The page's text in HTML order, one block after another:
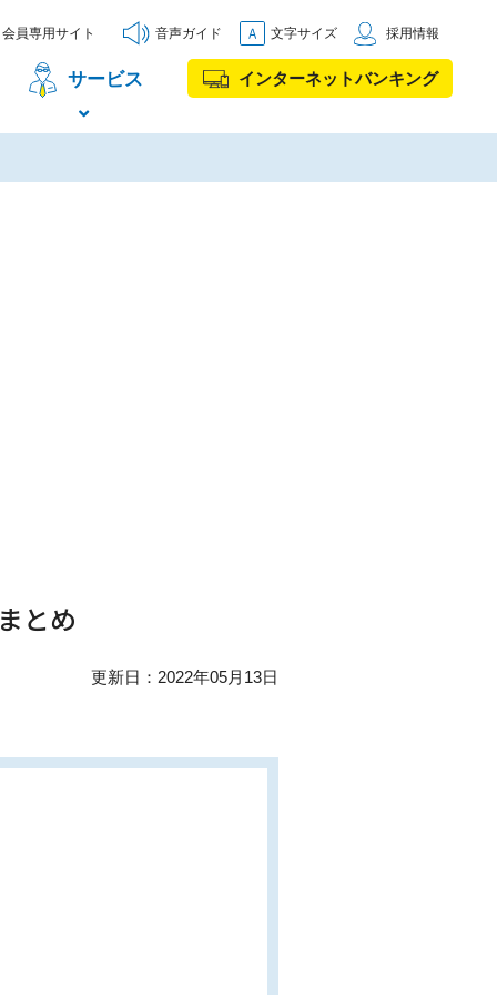
サービス インターネットバンキング
会員専用サイト 音声ガイド 文字サイズ 採用情報
とめ
更新日：2022年05月13日